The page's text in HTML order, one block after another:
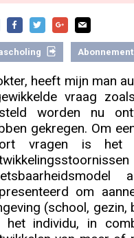
Abonnement
heeft mijn man
vraag
worden nu
gekregen. Om
vragen is het
om
(school, gezin,
het individu, in